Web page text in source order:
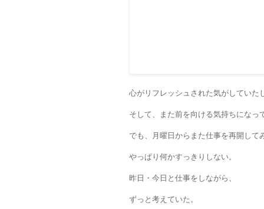
心がリフレッシュされた気がしていた
そして、また前を向ける気持ちになっ
でも、月曜日からまた仕事を再開して
やっぱり何かすっきりしない。
昨日・今日と仕事をしながら、
ずっと考えていた。